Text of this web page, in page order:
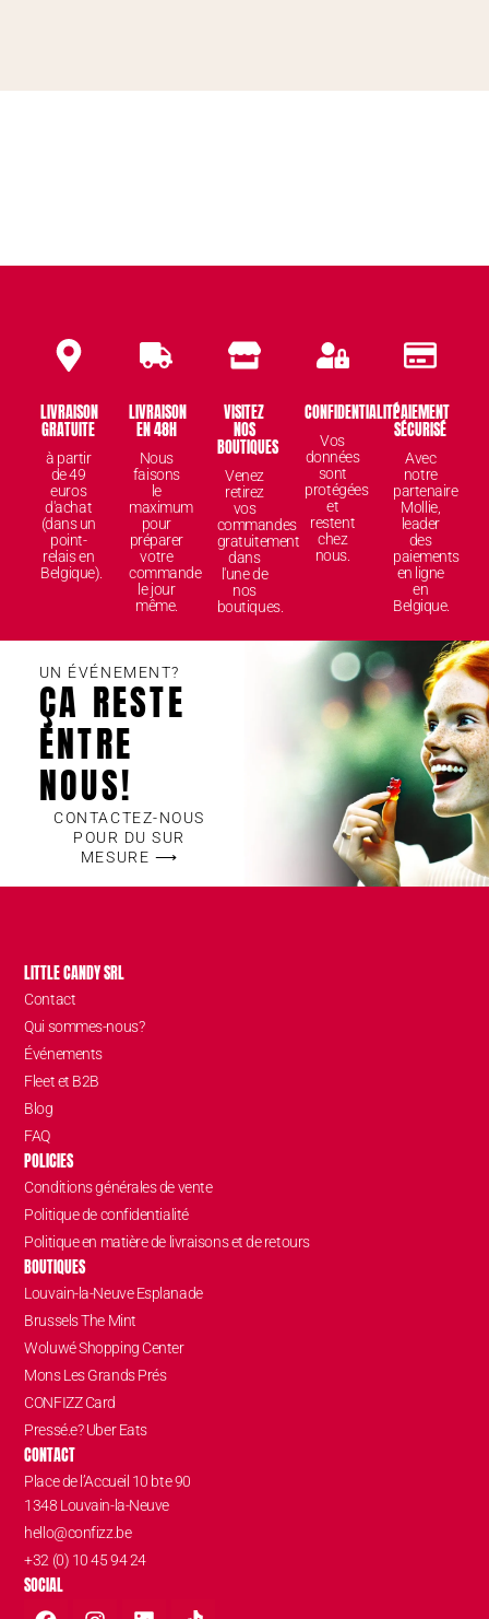
LIVRAISON
GRATUITE
à partir
de 49
euros
d'achat
(dans un
point-
relais en
Belgique).
LIVRAISON
EN 48H
Nous
faisons
le
maximum
pour
préparer
votre
commande
le jour
même.
VISITEZ
NOS
BOUTIQUES
Venez
retirez
vos
commandes
gratuitement
dans
l'une de
nos
boutiques.
CONFIDENTIALITÉ
Vos
données
sont
protégées
et
restent
chez
nous.
PAIEMENT
SÉCURISÉ
Avec
notre
partenaire
Mollie,
leader
des
paiements
en ligne
en
Belgique.
UN ÉVÉNEMENT?
ÇA RESTE
ENTRE
NOUS!
CONTACTEZ-NOUS
POUR DU SUR
MESURE ⟶
LITTLE CANDY SRL
Contact
Qui sommes-nous?
Événements
Fleet et B2B
Blog
FAQ
POLICIES
Conditions générales de vente
Politique de confidentialité
Politique en matière de livraisons et de retours
BOUTIQUES
Louvain-la-Neuve Esplanade
Brussels The Mint
Woluwé Shopping Center
Mons Les Grands Prés
CONFIZZ Card
Pressé.e? Uber Eats
CONTACT
Place de l’Accueil 10 bte 90
1348 Louvain-la-Neuve
hello@confizz.be
+32 (0) 10 45 94 24
SOCIAL